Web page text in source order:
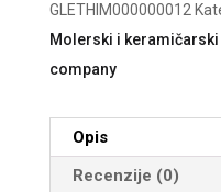
GLETHIM000000012
Molerski i keramičarski
company
Opis
Recenzije (0)